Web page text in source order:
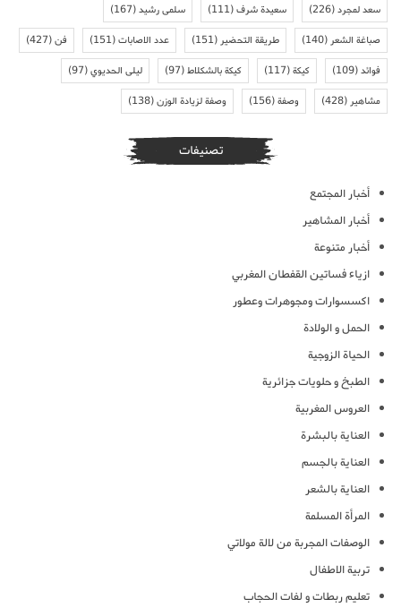
سعد لمجرد(226) سعيدة شرف(111) سلمى رشيد(167)
صباغة الشعر(140) طريقة التحضير(151) عدد الاصابات(151) فن(427)
فوائد(109) كيكة(117) كيكة بالشكلاط(97) ليلى الحديوي(97)
مشاهير(428) وصفة(156) وصفة لزيادة الوزن(138)
تصنيفات
أخبار المجتمع
أخبار المشاهير
أخبار متنوعة
ازياء فساتين القفطان المغربي
اكسسوارات ومجوهرات وعطور
الحمل و الولادة
الحياة الزوجية
الطبخ و حلويات جزائرية
العروس المغربية
العناية بالبشرة
العناية بالجسم
العناية بالشعر
المرأة المسلمة
الوصفات المجربة من لالة مولاتي
تربية الاطفال
تعليم ربطات و لفات الحجاب